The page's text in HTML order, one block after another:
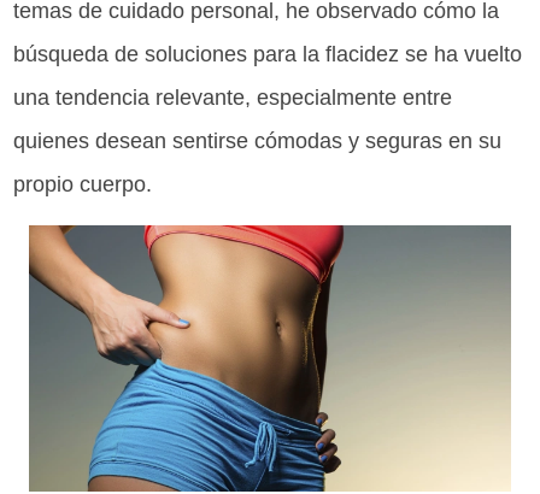
temas de cuidado personal, he observado cómo la
búsqueda de soluciones para la flacidez se ha vuelto
una tendencia relevante, especialmente entre
quienes desean sentirse cómodas y seguras en su
propio cuerpo.